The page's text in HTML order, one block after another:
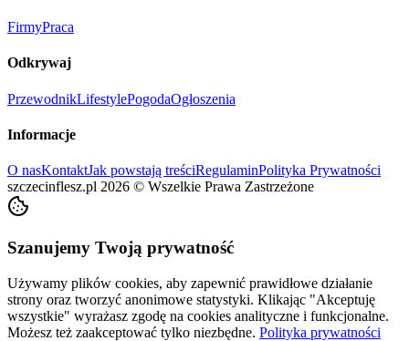
FirmyPraca
Odkrywaj
PrzewodnikLifestylePogodaOgłoszenia
Informacje
O nasKontaktJak powstają treściRegulaminPolityka Prywatności
szczecinflesz.pl 2026 © Wszelkie Prawa Zastrzeżone
Szanujemy Twoją prywatność
Używamy plików cookies, aby zapewnić prawidłowe działanie
strony oraz tworzyć anonimowe statystyki. Klikając "Akceptuję
wszystkie" wyrażasz zgodę na cookies analityczne i funkcjonalne.
Możesz też zaakceptować tylko niezbędne. Polityka prywatności